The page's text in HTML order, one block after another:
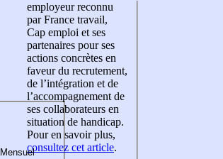
employeur reconnu
par France travail,
Cap emploi et ses
partenaires pour ses
actions concrètes en
faveur du recrutement,
de l’intégration et de
l’accompagnement de
ses collaborateurs en
situation de handicap.
Pour en savoir plus,
consultez cet article.